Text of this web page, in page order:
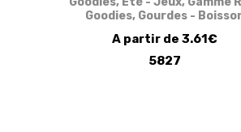
Goodies, Gourdes -
A partir de 3.61€
5827